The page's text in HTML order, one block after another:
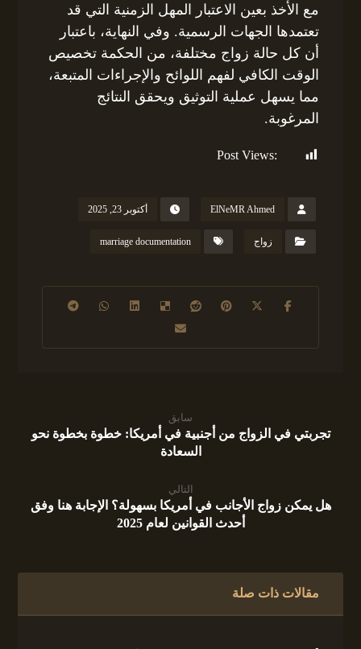
مع الأخذ بعين الاعتبار المهل الزمنية التي قد
تعتمدها الجهات الرسمية. وفي النهاية، باعتبار
أن كل حالة زواج مختلفة، من الحكمة تخصيص
الوقت الكافي لفهم اللوائح والإجراءات المتبعة،
مما يسهل عملية التوثيق ويحقق النتائج
المرغوبة.
Post Views:
ElNeMR Ahmed أكتوبر 23, 2025
زواج marriage documentation
سابق
تجربتي في الزواج من أجنبية في أمريكا: خطوة بخطوة نحو
السعادة
التالي
هل يمكن زواج الأجانب في أمريكا بسهولة؟ الإجابة هنا وفق
أحدث القوانين لعام 2025
مقالات ذات صلة